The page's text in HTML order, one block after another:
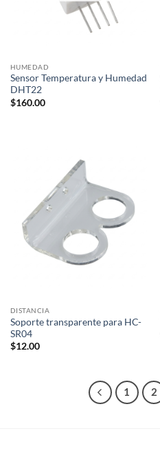
HUMEDAD
Sensor Temperatura y Humedad
DHT22
$160.00
DISTANCIA
Soporte transparente para HC-
SR04
$12.00
1 2